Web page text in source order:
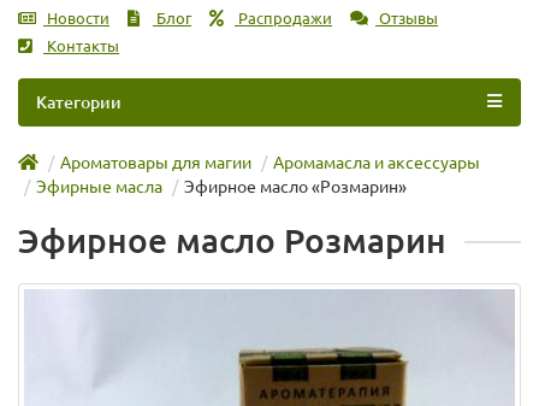
Новости Блог Распродажи
Отзывы
Контакты
Категории
Ароматовары для магии
Аромамасла и аксессуары
Эфирные масла
Эфирное масло «Розмарин»
Эфирное масло Розмарин